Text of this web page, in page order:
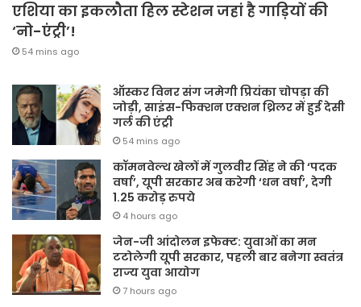
एशिया का इकलौता हिल स्टेशन जहां है गाड़ियों की
‘नो-एंट्री’!
54 mins ago
ऑस्कर विनर संग जमेगी प्रियंका चोपड़ा की
जोड़ी, साइंस-फिक्शन एक्शन थ्रिलर में हुई देसी
गर्ल की एंट्री
54 mins ago
कॉमनवेल्थ खेलों में गुलवीर सिंह ने की ‘पदक
वर्षा’, यूपी सरकार अब करेगी ‘धन वर्षा’, देगी
1.25 करोड़ रुपये
4 hours ago
जेन-जी आंदोलन इफेक्ट: युवाओं का मन
टटोलेगी यूपी सरकार, पहली बार बनेगा स्वतंत्र
राज्य युवा आयोग
7 hours ago